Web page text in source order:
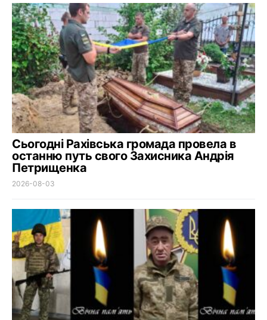
Сьогодні Рахівська громада провела в
останню путь свого Захисника Андрія
Петрищенка
2026-08-03